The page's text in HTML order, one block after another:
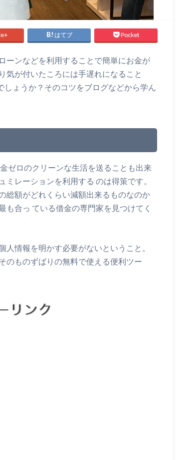
はてブ Pocket
ーンなどを利用することで簡単にお金が
気が付いたころには手遅れになること
ょうか？そのコツをブログなどから学ん
ゼロのクリーンな生活を送ることも出来
レーションを利用する のは得策です。
総額がどれくらい減額出来るものなのか
合っ ている借金の専門家を見つけてく
情報を明かす必要がないということ。
のものずばりの無料で使える便利ツー